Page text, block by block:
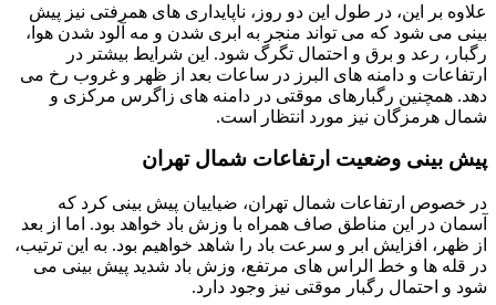
علاوه بر این، در طول این دو روز، ناپایداری های همرفتی نیز پیش
بینی می شود که می تواند منجر به ابری شدن و مه آلود شدن هوا،
رگبار، رعد و برق و احتمال تگرگ شود. این شرایط بیشتر در
ارتفاعات و دامنه های البرز در ساعات بعد از ظهر و غروب رخ می
دهد. همچنین رگبارهای موقتی در دامنه های زاگرس مرکزی و
شمال هرمزگان نیز مورد انتظار است.
پیش بینی وضعیت ارتفاعات شمال تهران
در خصوص ارتفاعات شمال تهران، ضیاییان پیش بینی کرد که
آسمان در این مناطق صاف همراه با وزش باد خواهد بود. اما از بعد
از ظهر، افزایش ابر و سرعت باد را شاهد خواهیم بود. به این ترتیب،
در قله ها و خط الراس های مرتفع، وزش باد شدید پیش بینی می
شود و احتمال رگبار موقتی نیز وجود دارد.